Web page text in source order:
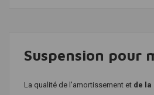
Suspension pour
La qualité de l'amortissement et de la